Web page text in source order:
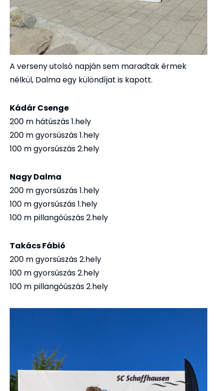
A verseny utolsó napján sem maradtak érmek
nélkül, Dalma egy különdíjat is kapott.
Kádár Csenge
200 m hátúszás 1.hely
200 m gyorsúszás 1.hely
100 m gyorsúszás 2.hely
Nagy Dalma
200 m gyorsúszás 1.hely
100 m gyorsúszás 1.hely
100 m pillangóúszás 2.hely
Takács Fábió
200 m gyorsúszás 2.hely
100 m gyorsúszás 2.hely
100 m pillangóúszás 2.hely